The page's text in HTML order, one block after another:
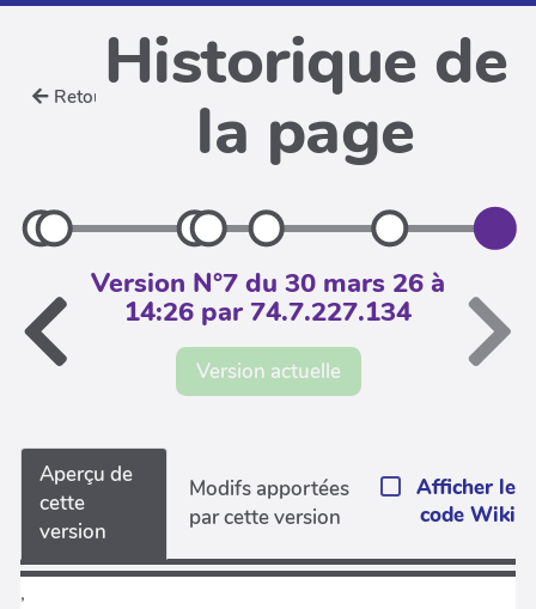
Retour Historique de
la page
Version N°7 du 30 mars 26 à
14:26 par 74.7.227.134
Version actuelle
Aperçu de
cette
version
Modifs apportées
par cette version
Afficher le
code Wiki